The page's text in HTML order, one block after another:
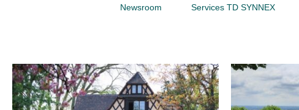
Newsroom Services TD SYNNEX